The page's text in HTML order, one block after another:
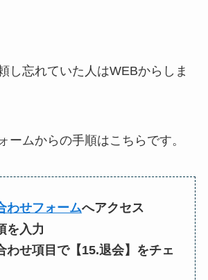
し忘れていた人はWEBからしま
ームからの手順はこちらです。
わせフォームへアクセス
を入力
わせ項目で【15.退会】をチェ